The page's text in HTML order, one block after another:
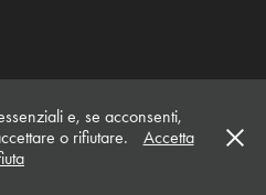
e, se acconsenti,
o rifiutare.
Accetta